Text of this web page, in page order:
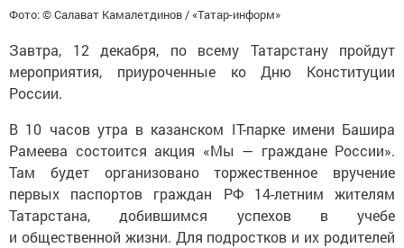
Фото: © Салават Камалетдинов / «Татар-информ»
Завтра, 12 декабря, по всему Татарстану пройдут
мероприятия, приуроченные ко Дню Конституции
России.
В 10 часов утра в казанском IT-парке имени Башира
Рамеева состоится акция «Мы — граждане России».
Там будет организовано торжественное вручение
первых паспортов граждан РФ 14-летним жителям
Татарстана, добившимся успехов в учебе
и общественной жизни. Для подростков и их родителей